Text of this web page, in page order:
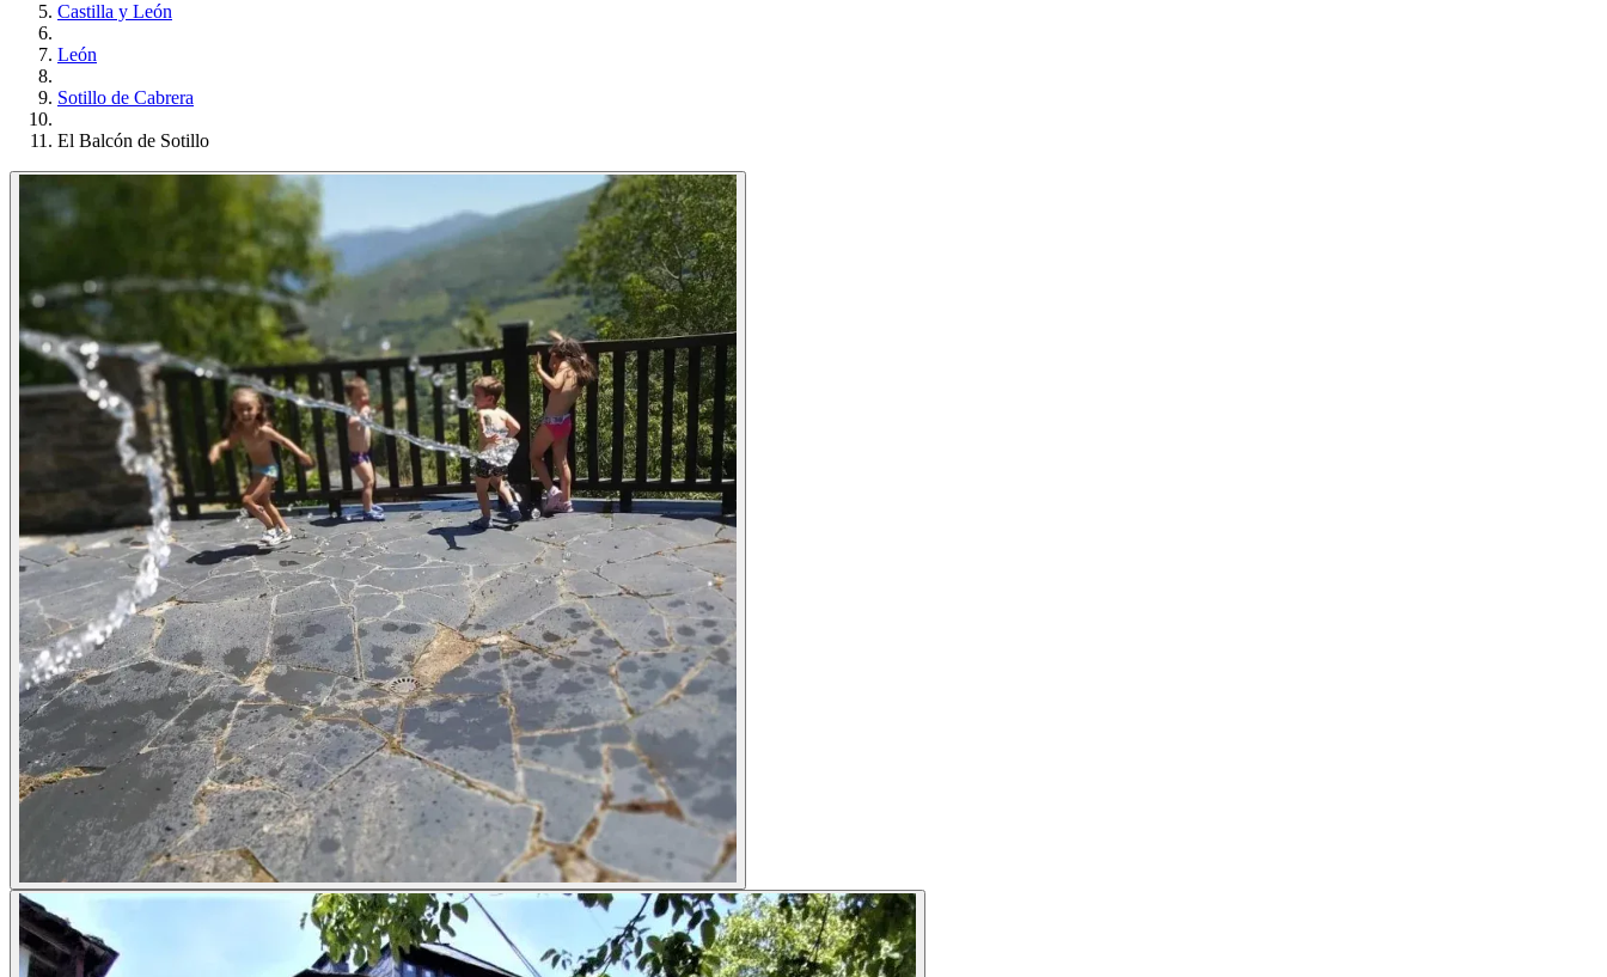
Castilla y León
León
Sotillo de Cabrera
El Balcón de Sotillo